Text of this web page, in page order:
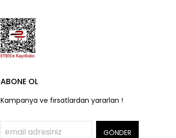
ABONE OL
Kampanya ve fırsatlardan yararlan !
GÖNDER